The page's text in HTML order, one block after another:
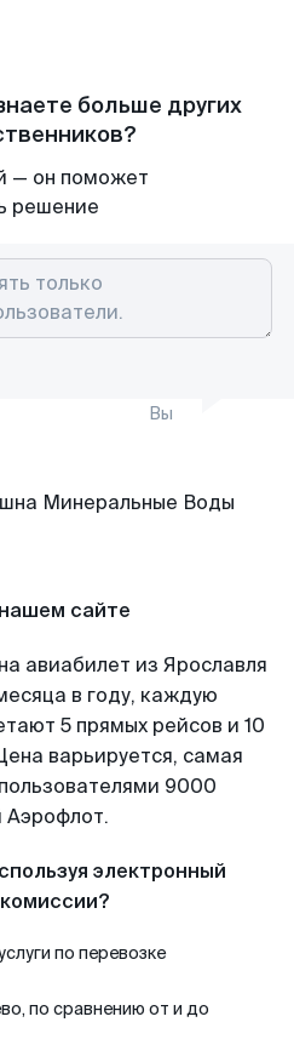
больше других
— он поможет
решение
Вы
сайте
авиабилет из Ярославля
в году, каждую
5 прямых рейсов и 10
варьируется, самая
9000
Аэрофлот.
электронный
по перевозке
по сравнению от и до